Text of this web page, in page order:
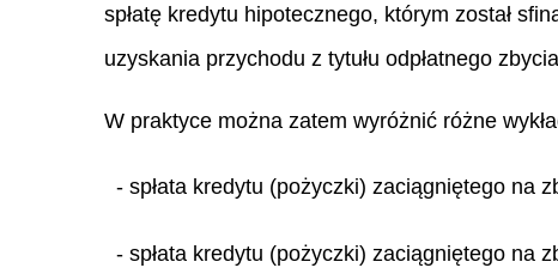
spłatę kredytu hipotecznego, którym został
uzyskania przychodu z tytułu odpłatnego
W praktyce można zatem wyróżnić różne
- spłata kredytu (pożyczki) zaciągniętego na
- spłata kredytu (pożyczki) zaciągniętego na